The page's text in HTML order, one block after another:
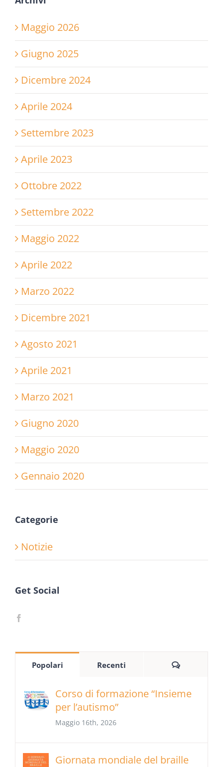
Maggio 2026
Giugno 2025
Dicembre 2024
Aprile 2024
Settembre 2023
Aprile 2023
Ottobre 2022
Settembre 2022
Maggio 2022
Aprile 2022
Marzo 2022
Dicembre 2021
Agosto 2021
Aprile 2021
Marzo 2021
Giugno 2020
Maggio 2020
Gennaio 2020
Categorie
Notizie
Get Social
Popolari Recenti Commenti
Corso di formazione “Insieme
per l’autismo”
Maggio 16th, 2026
Giornata mondiale del braille